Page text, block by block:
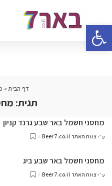
פתח סרגל נגישות
דף הבית»
תגית:
מחסני חשמל באר שבע גרנד קניון
ע״י צוות האתר Beer7.co.il
מחסני חשמל באר שבע ביג
ע״י צוות האתר Beer7.co.il